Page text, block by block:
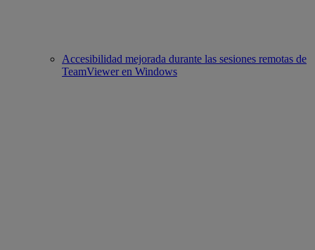
Accesibilidad mejorada durante las sesiones remotas de
TeamViewer en Windows